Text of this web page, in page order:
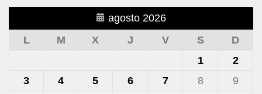
agosto 2026
L
M X J V S
D
1
2
3
4 5 6 7 8
9